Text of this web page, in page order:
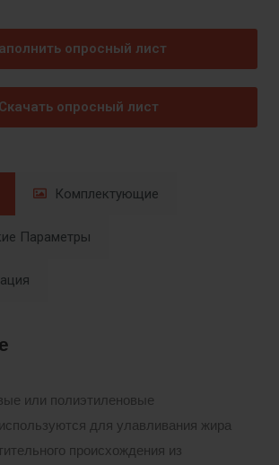
опросный лист
Скачать опросный лист
Комплектующие
Параметры
или полиэтиленовые
для улавливания жира
происхождения из